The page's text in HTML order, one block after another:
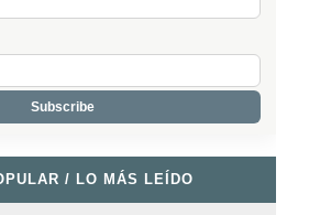
/ LO MÁS LEÍDO